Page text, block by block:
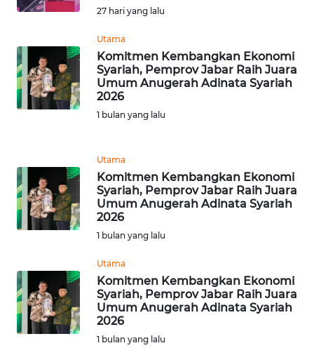
27 hari yang lalu
Utama
Komitmen Kembangkan Ekonomi
Syariah, Pemprov Jabar Raih Juara
Umum Anugerah Adinata Syariah
2026
1 bulan yang lalu
Utama
Komitmen Kembangkan Ekonomi
Syariah, Pemprov Jabar Raih Juara
Umum Anugerah Adinata Syariah
2026
1 bulan yang lalu
Utama
Komitmen Kembangkan Ekonomi
Syariah, Pemprov Jabar Raih Juara
Umum Anugerah Adinata Syariah
2026
1 bulan yang lalu
WN
NTB
WN
SULBAR
WN
WN
SUMBAR
WN